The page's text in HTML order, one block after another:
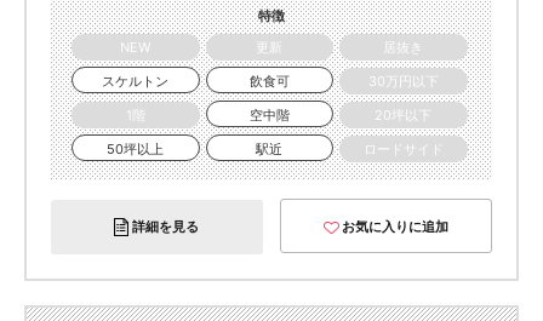
特徴
NEW
更新
居抜き
スケルトン
飲食可
30万円以下
1階
空中階
20坪以下
50坪以上
駅近 ロードサイド
詳細を見る お気に入りに追加